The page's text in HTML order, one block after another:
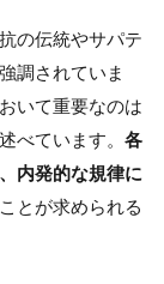
の伝統やサパテ
調されていま
いて重要なのは
べています。 各
内発的な規律に
ことが求められる